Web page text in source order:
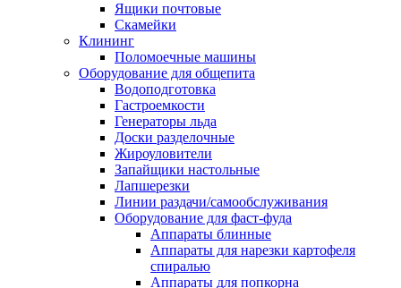
Ящики почтовые
Скамейки
Клининг
Поломоечные машины
Оборудование для общепита
Водоподготовка
Гастроемкости
Генераторы льда
Доски разделочные
Жироуловители
Запайщики настольные
Лапшерезки
Линии раздачи/самообслуживания
Оборудование для фаст-фуда
Аппараты блинные
Аппараты для нарезки картофеля
спиралью
Аппараты для попкорна